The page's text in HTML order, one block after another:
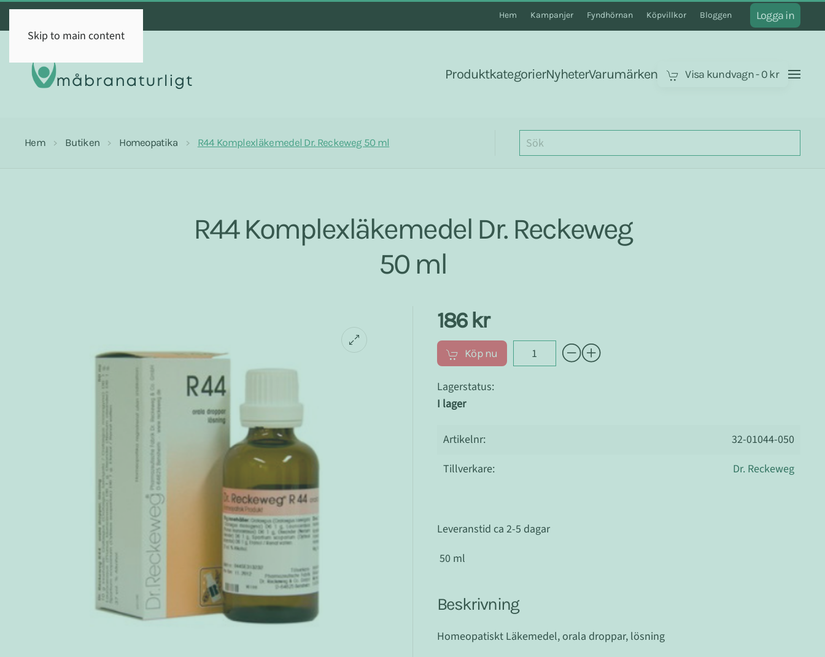
Skip to main content
Hem Kampanjer Fyndhörnan Köpvillkor Bloggen Logga in
ProduktkategorierNyheterVarumärken Visa kundvagn-0 kr
Hem Butiken Homeopatika R44 Komplexläkemedel Dr. Reckeweg 50 ml
R44 Komplexläkemedel Dr. Reckeweg
50 ml
186 kr
Köp nu
Lagerstatus:
I lager
Artikelnr:
32-01044-050
Tillverkare:
Dr. Reckeweg
Leveranstid ca 2-5 dagar
50 ml
Beskrivning
Homeopatiskt Läkemedel, orala droppar, lösning